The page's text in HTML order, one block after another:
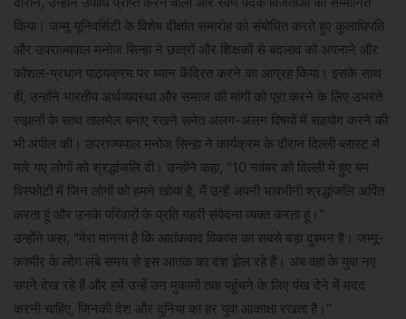
किया। जम्मू यूनिवर्सिटी के विशेष दीक्षांत समारोह को संबोधित करते हुए कुलाधिपति
और उपराज्यपाल मनोज सिन्हा ने छात्रों और शिक्षकों से बदलाव को अपनाने और
कौशल-प्रधान पाठ्यक्रम पर ध्यान केंद्रित करने का आग्रह किया। इसके साथ
ही, उन्होंने भारतीय अर्थव्यवस्था और समाज की मांगों को पूरा करने के लिए उभरते
रुझानों के साथ तालमेल बनाए रखने समेत अलग-अलग विषयों में सहयोग करने की
भी अपील की। उपराज्यपाल मनोज सिन्हा ने कार्यक्रम के दौरान दिल्ली ब्लास्ट में
मारे गए लोगों को श्रद्धांजलि दी। उन्होंने कहा, "10 नवंबर को दिल्ली में हुए बम
विस्फोटों में जिन लोगों को हमने खोया है, मैं उन्हें अपनी भावभीनी श्रद्धांजलि अर्पित
करता हूं और उनके परिवारों के प्रति गहरी संवेदना व्यक्त करता हूं।"
उन्होंने कहा, "मेरा मानना ​​है कि आतंकवाद विकास का सबसे बड़ा दुश्मन है। जम्मू-
कश्मीर के लोग लंबे समय से इस आतंक का दंश झेल रहे हैं। अब वहां के युवा नए
सपने देख रहे हैं और हमें उन्हें उन मुकामों तक पहुंचने के लिए पंख देने में मदद
करनी चाहिए, जिनकी देश और दुनिया का हर युवा आकांक्षा रखता है।"